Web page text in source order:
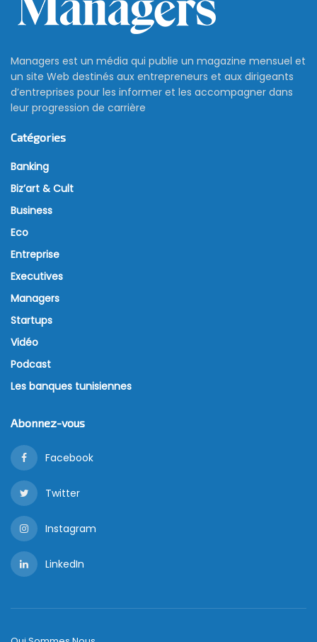
Managers est un média qui publie un magazine mensuel et
un site Web destinés aux entrepreneurs et aux dirigeants
d’entreprises pour les informer et les accompagner dans
leur progression de carrière
Catégories
Banking
Biz’art & Cult
Business
Eco
Entreprise
Executives
Managers
Startups
Vidéo
Podcast
Les banques tunisiennes
Abonnez-vous
Facebook
Twitter
Instagram
LinkedIn